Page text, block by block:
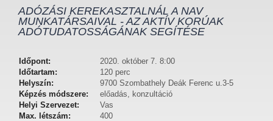
OKTATÁS
TUDÁSTÁR
KIADVÁNYOK
ADÓZÁSI KEREKASZTALNÁL A NAV
MUNKATÁRSAIVAL - AZ AKTÍV KORÚAK
ADÓTUDATOSSÁGÁNAK SEGÍTÉSE
Időpont:
2020. október 7. 8:00
Időtartam:
120 perc
Helyszín:
9700 Szombathely Deák Ferenc u.3-5
Képzés módszere:
előadás, konzultáció
Helyi Szervezet:
Vas
Max. létszám:
400